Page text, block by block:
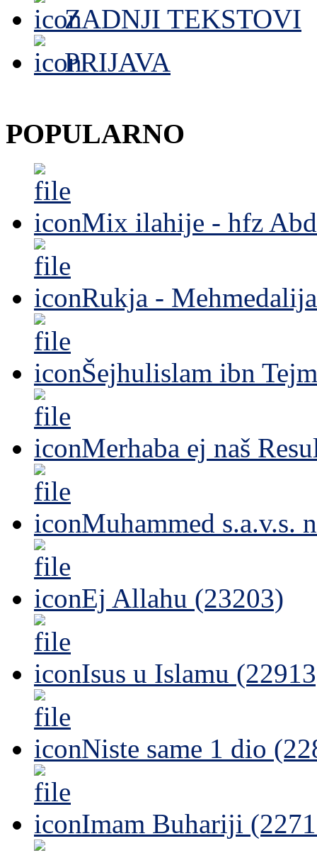
ZADNJI TEKSTOVI
PRIJAVA
POPULARNO
Mix ilahije - hfz
Rukja -
Šejhulislam ibn
Merhaba ej naš
Muhammed s.a.v.s.
Ej Allahu (23203)
Isus u Islamu
Niste same 1 dio
Imam Buhariji